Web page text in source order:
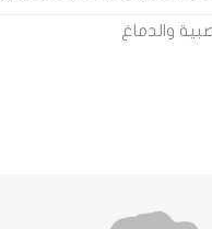
والدماغ